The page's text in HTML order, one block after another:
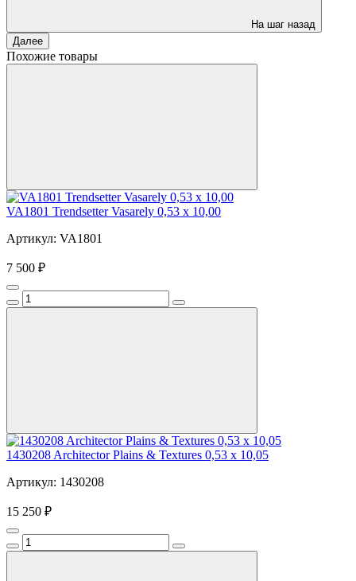
На шаг назад
Далее
Похожие товары
VA1801 Trendsetter Vasarely 0,53 x 10,00
Артикул: VA1801
7 500 ₽
1430208 Architector Plains & Textures 0,53 x 10,05
Артикул: 1430208
15 250 ₽